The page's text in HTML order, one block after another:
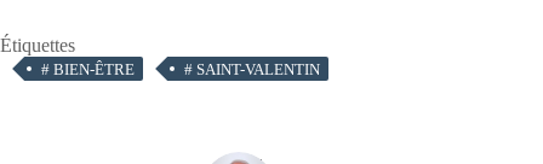
Étiquettes
# BIEN-ÊTRE # SAINT-VALENTIN